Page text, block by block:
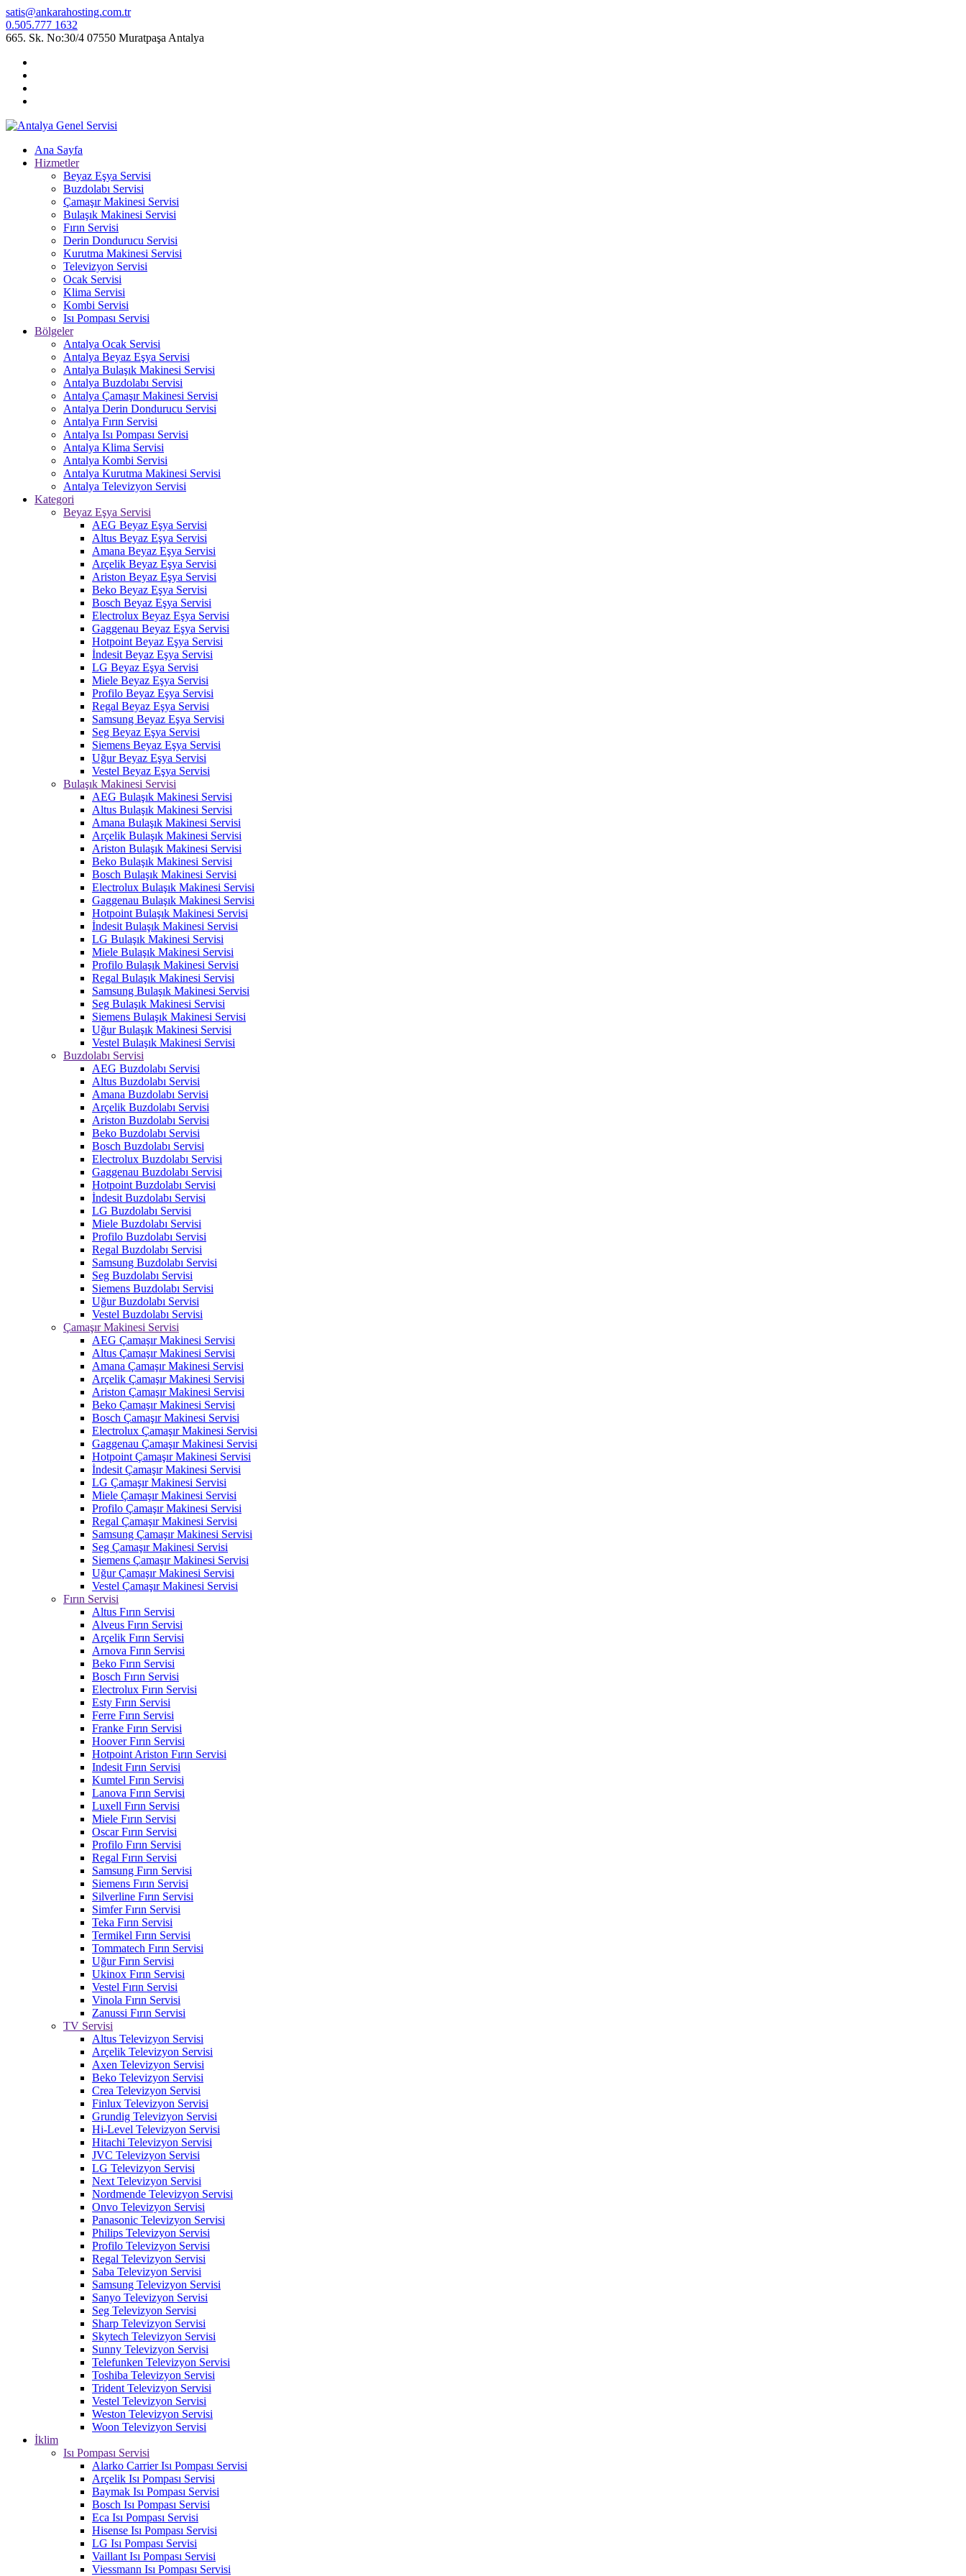
satis@ankarahosting.com.tr
0.505.777 1632
665. Sk. No:30/4 07550 Muratpaşa Antalya
Ana Sayfa
Hizmetler
Beyaz Eşya Servisi
Buzdolabı Servisi
Çamaşır Makinesi Servisi
Bulaşık Makinesi Servisi
Fırın Servisi
Derin Dondurucu Servisi
Kurutma Makinesi Servisi
Televizyon Servisi
Ocak Servisi
Klima Servisi
Kombi Servisi
Isı Pompası Servisi
Bölgeler
Antalya Ocak Servisi
Antalya Beyaz Eşya Servisi
Antalya Bulaşık Makinesi Servisi
Antalya Buzdolabı Servisi
Antalya Çamaşır Makinesi Servisi
Antalya Derin Dondurucu Servisi
Antalya Fırın Servisi
Antalya Isı Pompası Servisi
Antalya Klima Servisi
Antalya Kombi Servisi
Antalya Kurutma Makinesi Servisi
Antalya Televizyon Servisi
Kategori
Beyaz Eşya Servisi
AEG Beyaz Eşya Servisi
Altus Beyaz Eşya Servisi
Amana Beyaz Eşya Servisi
Arçelik Beyaz Eşya Servisi
Ariston Beyaz Eşya Servisi
Beko Beyaz Eşya Servisi
Bosch Beyaz Eşya Servisi
Electrolux Beyaz Eşya Servisi
Gaggenau Beyaz Eşya Servisi
Hotpoint Beyaz Eşya Servisi
İndesit Beyaz Eşya Servisi
LG Beyaz Eşya Servisi
Miele Beyaz Eşya Servisi
Profilo Beyaz Eşya Servisi
Regal Beyaz Eşya Servisi
Samsung Beyaz Eşya Servisi
Seg Beyaz Eşya Servisi
Siemens Beyaz Eşya Servisi
Uğur Beyaz Eşya Servisi
Vestel Beyaz Eşya Servisi
Bulaşık Makinesi Servisi
AEG Bulaşık Makinesi Servisi
Altus Bulaşık Makinesi Servisi
Amana Bulaşık Makinesi Servisi
Arçelik Bulaşık Makinesi Servisi
Ariston Bulaşık Makinesi Servisi
Beko Bulaşık Makinesi Servisi
Bosch Bulaşık Makinesi Servisi
Electrolux Bulaşık Makinesi Servisi
Gaggenau Bulaşık Makinesi Servisi
Hotpoint Bulaşık Makinesi Servisi
İndesit Bulaşık Makinesi Servisi
LG Bulaşık Makinesi Servisi
Miele Bulaşık Makinesi Servisi
Profilo Bulaşık Makinesi Servisi
Regal Bulaşık Makinesi Servisi
Samsung Bulaşık Makinesi Servisi
Seg Bulaşık Makinesi Servisi
Siemens Bulaşık Makinesi Servisi
Uğur Bulaşık Makinesi Servisi
Vestel Bulaşık Makinesi Servisi
Buzdolabı Servisi
AEG Buzdolabı Servisi
Altus Buzdolabı Servisi
Amana Buzdolabı Servisi
Arçelik Buzdolabı Servisi
Ariston Buzdolabı Servisi
Beko Buzdolabı Servisi
Bosch Buzdolabı Servisi
Electrolux Buzdolabı Servisi
Gaggenau Buzdolabı Servisi
Hotpoint Buzdolabı Servisi
İndesit Buzdolabı Servisi
LG Buzdolabı Servisi
Miele Buzdolabı Servisi
Profilo Buzdolabı Servisi
Regal Buzdolabı Servisi
Samsung Buzdolabı Servisi
Seg Buzdolabı Servisi
Siemens Buzdolabı Servisi
Uğur Buzdolabı Servisi
Vestel Buzdolabı Servisi
Çamaşır Makinesi Servisi
AEG Çamaşır Makinesi Servisi
Altus Çamaşır Makinesi Servisi
Amana Çamaşır Makinesi Servisi
Arçelik Çamaşır Makinesi Servisi
Ariston Çamaşır Makinesi Servisi
Beko Çamaşır Makinesi Servisi
Bosch Çamaşır Makinesi Servisi
Electrolux Çamaşır Makinesi Servisi
Gaggenau Çamaşır Makinesi Servisi
Hotpoint Çamaşır Makinesi Servisi
İndesit Çamaşır Makinesi Servisi
LG Çamaşır Makinesi Servisi
Miele Çamaşır Makinesi Servisi
Profilo Çamaşır Makinesi Servisi
Regal Çamaşır Makinesi Servisi
Samsung Çamaşır Makinesi Servisi
Seg Çamaşır Makinesi Servisi
Siemens Çamaşır Makinesi Servisi
Uğur Çamaşır Makinesi Servisi
Vestel Çamaşır Makinesi Servisi
Fırın Servisi
Altus Fırın Servisi
Alveus Fırın Servisi
Arçelik Fırın Servisi
Arnova Fırın Servisi
Beko Fırın Servisi
Bosch Fırın Servisi
Electrolux Fırın Servisi
Esty Fırın Servisi
Ferre Fırın Servisi
Franke Fırın Servisi
Hoover Fırın Servisi
Hotpoint Ariston Fırın Servisi
Indesit Fırın Servisi
Kumtel Fırın Servisi
Lanova Fırın Servisi
Luxell Fırın Servisi
Miele Fırın Servisi
Oscar Fırın Servisi
Profilo Fırın Servisi
Regal Fırın Servisi
Samsung Fırın Servisi
Siemens Fırın Servisi
Silverline Fırın Servisi
Simfer Fırın Servisi
Teka Fırın Servisi
Termikel Fırın Servisi
Tommatech Fırın Servisi
Uğur Fırın Servisi
Ukinox Fırın Servisi
Vestel Fırın Servisi
Vinola Fırın Servisi
Zanussi Fırın Servisi
TV Servisi
Altus Televizyon Servisi
Arçelik Televizyon Servisi
Axen Televizyon Servisi
Beko Televizyon Servisi
Crea Televizyon Servisi
Finlux Televizyon Servisi
Grundig Televizyon Servisi
Hi-Level Televizyon Servisi
Hitachi Televizyon Servisi
JVC Televizyon Servisi
LG Televizyon Servisi
Next Televizyon Servisi
Nordmende Televizyon Servisi
Onvo Televizyon Servisi
Panasonic Televizyon Servisi
Philips Televizyon Servisi
Profilo Televizyon Servisi
Regal Televizyon Servisi
Saba Televizyon Servisi
Samsung Televizyon Servisi
Sanyo Televizyon Servisi
Seg Televizyon Servisi
Sharp Televizyon Servisi
Skytech Televizyon Servisi
Sunny Televizyon Servisi
Telefunken Televizyon Servisi
Toshiba Televizyon Servisi
Trident Televizyon Servisi
Vestel Televizyon Servisi
Weston Televizyon Servisi
Woon Televizyon Servisi
İklim
Isı Pompası Servisi
Alarko Carrier Isı Pompası Servisi
Arçelik Isı Pompası Servisi
Baymak Isı Pompası Servisi
Bosch Isı Pompası Servisi
Eca Isı Pompası Servisi
Hisense Isı Pompası Servisi
LG Isı Pompası Servisi
Vaillant Isı Pompası Servisi
Viessmann Isı Pompası Servisi